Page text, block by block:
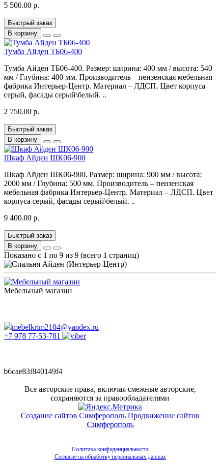
5 500.00 р.
Быстрый заказ
В корзину
Тумба Айден ТБ06-400
Тумба Айден ТБ06-400. Размер: ширина: 400 мм / высота: 540
мм / Глубина: 400 мм. Производитель – пензенская мебельная
фабрика Интерьер-Центр. Материал – ЛДСП. Цвет корпуса
серый, фасады серый\белый. ..
2 750.00 р.
Быстрый заказ
В корзину
Шкаф Айден ШК06-900
Шкаф Айден ШК06-900. Размер: ширина: 900 мм / высота:
2000 мм / Глубина: 500 мм. Производитель – пензенская
мебельная фабрика Интерьер-Центр. Материал – ЛДСП. Цвет
корпуса серый, фасады серый\белый. ..
9 400.00 р.
Быстрый заказ
В корзину
Показано с 1 по 9 из 9 (всего 1 страниц)
Мебельный магазин
mebelkrim2104@yandex.ru
+7 978 77-53-781
b6cae83f840149f4
Все авторские права, включая смежные авторские,
сохраняются за правообладателями
Создание сайтов Симферополь Продвижение сайтов
Симферополь
Политика конфиденциальности
Согласие на обработку персональных данных